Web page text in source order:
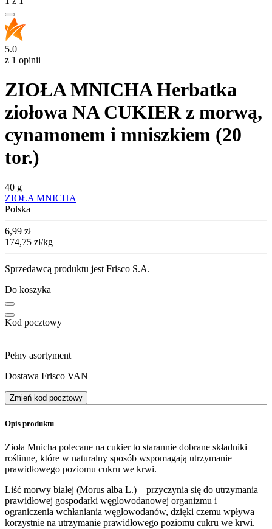
5.0
z 1 opinii
ZIOŁA MNICHA Herbatka
ziołowa NA CUKIER z morwą,
cynamonem i mniszkiem (20
tor.)
40 g
ZIOŁA MNICHA
Polska
Cena
6,99 zł
174,75 zł/kg
Sprzedawcą produktu jest Frisco S.A.
Do koszyka
Kod pocztowy
Pełny asortyment
Dostawa Frisco VAN
Zmień kod pocztowy
Opis produktu
Zioła Mnicha polecane na cukier to starannie dobrane składniki
roślinne, które w naturalny sposób wspomagają utrzymanie
prawidłowego poziomu cukru we krwi.
Liść morwy białej (Morus alba L.) – przyczynia się do utrzymania
prawidłowej gospodarki węglowodanowej organizmu i
ograniczenia wchłaniania węglowodanów, dzięki czemu wpływa
korzystnie na utrzymanie prawidłowego poziomu cukru we krwi.